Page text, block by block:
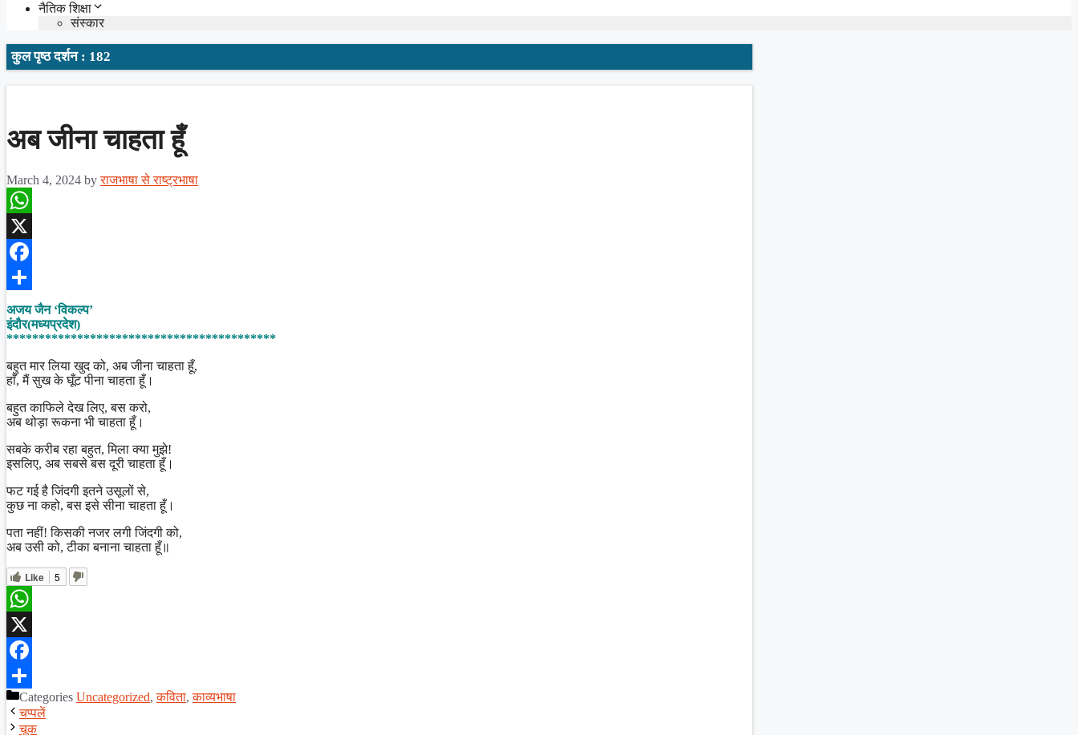
नैतिक शिक्षा
संस्कार
कुल पृष्ठ दर्शन : 182
अब जीना चाहता हूँ
March 4, 2024 byराजभाषा से राष्ट्रभाषा
WhatsApp
X
Facebook
Share
अजय जैन ‘विकल्प’
इंदौर(मध्यप्रदेश)
******************************************
बहुत मार लिया खुद को, अब जीना चाहता हूँ,
हाँ, मैं सुख के घूँट पीना चाहता हूँ।
बहुत काफिले देख लिए, बस करो,
अब थोड़ा रूकना भी चाहता हूँ।
सबके करीब रहा बहुत, मिला क्या मुझे!
इसलिए, अब सबसे बस दूरी चाहता हूँ।
फट गई है जिंदगी इतने उसूलों से,
कुछ ना कहो, बस इसे सीना चाहता हूँ।
पता नहीं! किसकी नजर लगी जिंदगी को,
अब उसी को, टीका बनाना चाहता हूँ॥
Like 5
WhatsApp
X
Facebook
ShareCategories Uncategorized,कविता,काव्यभाषा
चप्पलें
चूक